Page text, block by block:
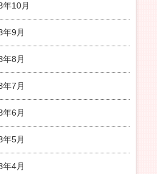
年10月
年9月
年8月
年7月
年6月
年5月
年4月